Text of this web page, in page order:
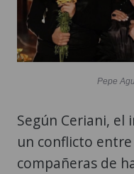
Pepe
Según Ceriani,
un conflicto
compañeras de